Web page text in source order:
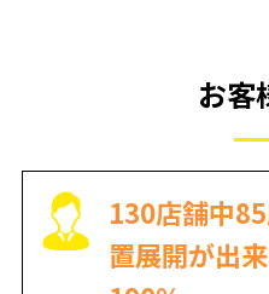
お客
130店舗中
置展開が出